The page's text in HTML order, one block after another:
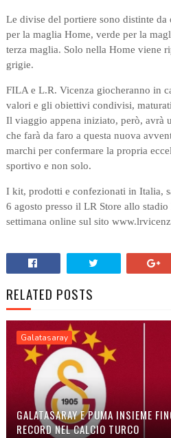
Le divise del portiere sono distinte
per la maglia Home, verde per la
terza maglia. Solo nella Home viene
grigie.
FILA e L.R. Vicenza giocheranno in
valori e gli obiettivi condivisi,
Il viaggio appena iniziato, però, avrà
che farà da faro a questa nuova
marchi per confermare la propria
sportivo e non solo.
I kit, prodotti e confezionati in Italia,
6 agosto presso il LR Store allo
settimana online sul sito
RELATED POSTS
Galatasaray
GALATASARAY E PUMA INSIEME
RECORD NEL CALCIO TURCO